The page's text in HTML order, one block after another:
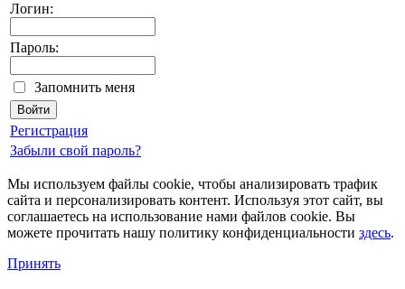
Логин:
Пароль:
Запомнить меня
Регистрация
Забыли свой пароль?
Мы используем файлы cookie, чтобы анализировать трафик
сайта и персонализировать контент. Используя этот сайт, вы
соглашаетесь на использование нами файлов cookie. Вы
можете прочитать нашу политику конфиденциальности здесь.
Принять